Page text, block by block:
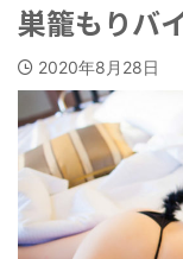
巣籠もりバ
2020年8月28日